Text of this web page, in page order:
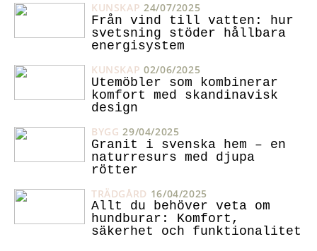
KUNSKAP 24/07/2025
Från vind till vatten: hur
svetsning stöder hållbara
energisystem
KUNSKAP 02/06/2025
Utemöbler som kombinerar
komfort med skandinavisk
design
BYGG 29/04/2025
Granit i svenska hem – en
naturresurs med djupa
rötter
TRÄDGÅRD 16/04/2025
Allt du behöver veta om
hundburar: Komfort,
säkerhet och funktionalitet